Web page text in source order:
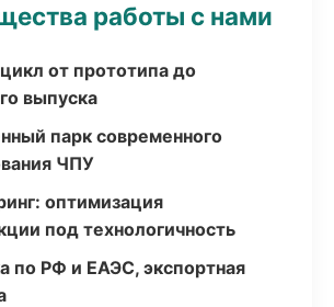
работы с нами
от прототипа до
выпуска
парк современного
ЧПУ
оптимизация
под технологичность
по РФ и ЕАЭС, экспортная